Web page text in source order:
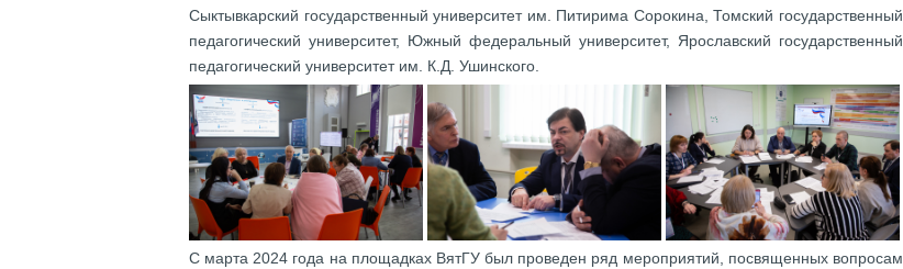
Сыктывкарский государственный университет им. Питирима Сорокина, Томский государственный
педагогический университет, Южный федеральный университет, Ярославский государственный
педагогический университет им. К.Д. Ушинского.
С марта 2024 года на площадках ВятГУ был проведен ряд мероприятий, посвященных вопросам